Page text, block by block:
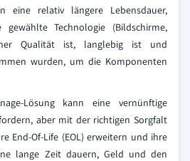
eine relativ längere Lebensdauer,
Technologie (Bildschirme,
Qualität ist, langlebig ist und
wurden, um die Komponenten
Lösung kann eine vernünftige
aber mit der richtigen Sorgfalt
End-Of-Life (EOL) erweitern und ihre
lange Zeit dauern, Geld und den